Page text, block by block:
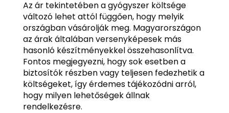
Az ár tekintetében a gyógyszer költsége
változó lehet attól függően, hogy melyik
országban vásárolják meg. Magyarországon
az árak általában versenyképesek más
hasonló készítményekkel összehasonlítva.
Fontos megjegyezni, hogy sok esetben a
biztosítók részben vagy teljesen fedezhetik a
költségeket, így érdemes tájékozódni arról,
hogy milyen lehetőségek állnak
rendelkezésre.